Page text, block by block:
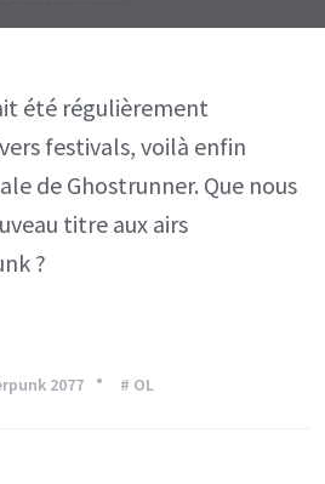
été régulièrement
festivals, voilà enfin
de Ghostrunner. Que nous
titre aux airs
?
2077 # OL